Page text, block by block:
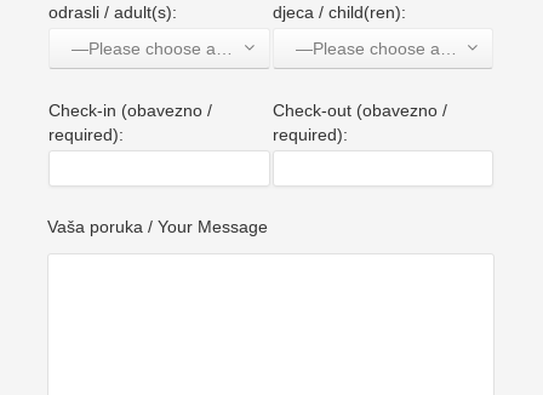
odrasli / adult(s):
djeca / child(ren):
Check-in (obavezno /
required):
Check-out (obavezno /
required):
Vaša poruka / Your Message